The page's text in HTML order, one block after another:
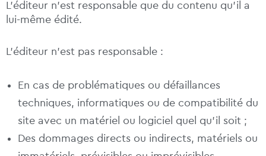
L’éditeur n’est responsable que du contenu qu’il a
lui-même édité.
L’éditeur n’est pas responsable :
En cas de problématiques ou défaillances
techniques, informatiques ou de compatibilité du
site avec un matériel ou logiciel quel qu’il soit ;
Des dommages directs ou indirects, matériels ou